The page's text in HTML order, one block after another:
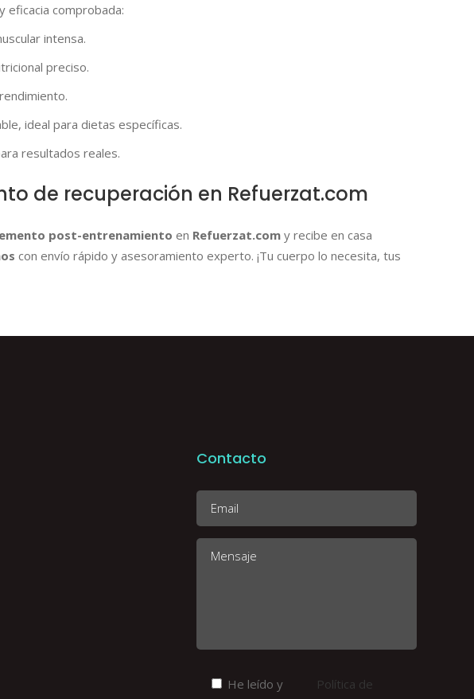
eficacia comprobada:
intensa.
preciso.
ideal para dietas específicas.
resultados reales.
de recuperación en Refuerzat.com
post-entrenamiento en Refuerzat.comy recibe en casa
con envío rápido y asesoramiento experto. ¡Tu cuerpo lo necesita, tus
Contacto
He leído y
Política de